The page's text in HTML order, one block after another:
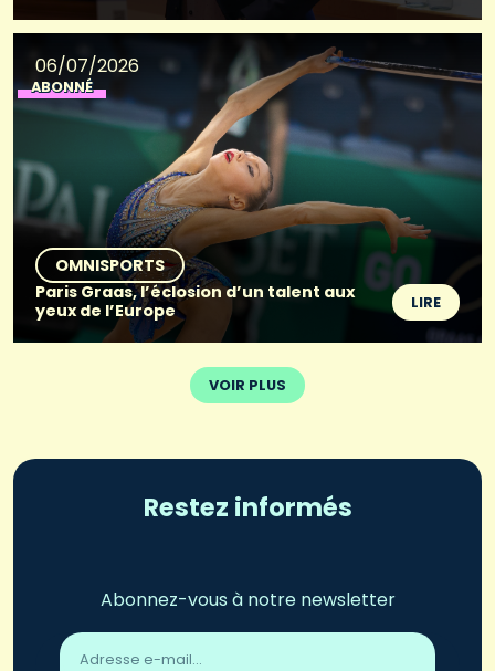
06/07/2026
ABONNÉ
OMNISPORTS
Paris Graas, l’éclosion d’un talent aux
yeux de l’Europe
LIRE
VOIR PLUS
Restez informés
Abonnez-vous à notre newsletter
Adresse
email